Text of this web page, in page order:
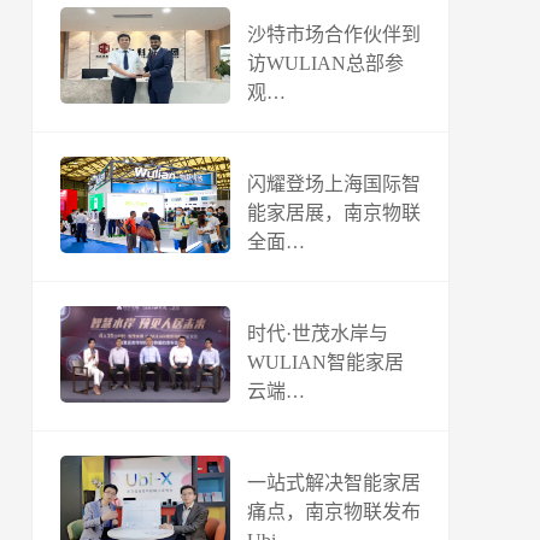
沙特市场合作伙伴到
访WULIAN总部参
观…
闪耀登场上海国际智
能家居展，南京物联
全面…
时代·世茂水岸与
WULIAN智能家居
云端…
一站式解决智能家居
痛点，南京物联发布